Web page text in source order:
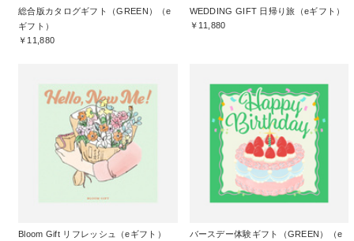
総合版カタログギフト（GREEN）（e
ギフト）
￥11,880
WEDDING GIFT 日帰り旅（eギフト）
￥11,880
Bloom Gift リフレッシュ（eギフト）
バースデー体験ギフト（GREEN）（e